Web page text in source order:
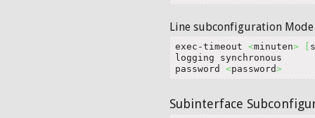
Line subconfiguration Mode
exec-timeout <minuten>
logging synchronous
password <password>
Subinterface